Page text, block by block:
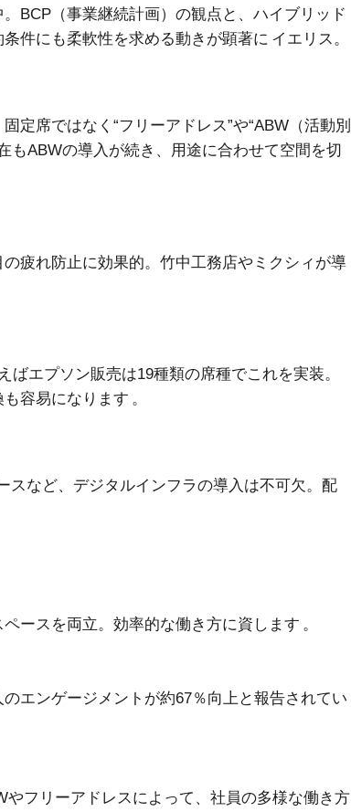
BCP（事業継続計画）の観点と、ハイブリッド
件にも柔軟性を求める動きが顕著に イエリス。
定席ではなく“フリーアドレス”や“ABW（活動別
もABWの導入が続き、用途に合わせて空間を切
疲れ防止に効果的。竹中工務店やミクシィが導
ばエプソン販売は19種類の席種でこれを実装。
容易になります 。
スなど、デジタルインフラの導入は不可欠。配
ースを両立。効率的な働き方に資します 。
エンゲージメントが約67％向上と報告されてい
フリーアドレスによって、社員の多様な働き方